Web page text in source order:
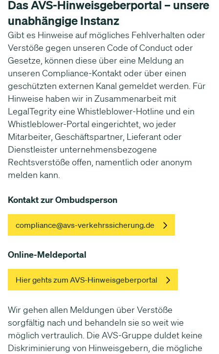
Das AVS-Hinweisgeberportal – unsere
unabhängige Instanz
Gibt es Hinweise auf mögliches Fehlverhalten oder
Verstöße gegen unseren Code of Conduct oder
Gesetze, können diese über eine Meldung an
unseren Compliance-Kontakt oder über einen
geschützten externen Kanal gemeldet werden. Für
Hinweise haben wir in Zusammenarbeit mit
LegalTegrity eine Whistleblower-Hotline und ein
Whistleblower-Portal eingerichtet, wo jeder
Mitarbeiter, Geschäftspartner, Lieferant oder
Dienstleister unternehmensbezogene
Rechtsverstöße offen, namentlich oder anonym
melden kann.
Kontakt zur Ombudsperson
compliance@avs-verkehrssicherung.de
Online-Meldeportal
Hier gehts zum AVS-Hinweisgeberportal
Wir gehen allen Meldungen über Verstöße
sorgfältig nach und behandeln sie so weit wie
möglich vertraulich. Die AVS-Gruppe duldet keine
Diskriminierung von Hinweisgebern, die mögliche